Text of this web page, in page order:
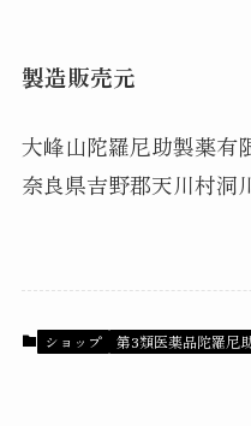
製造販売元
大峰山陀羅尼助製薬有
奈良県吉野郡天川村洞
ショップ 第3類医薬品陀羅尼